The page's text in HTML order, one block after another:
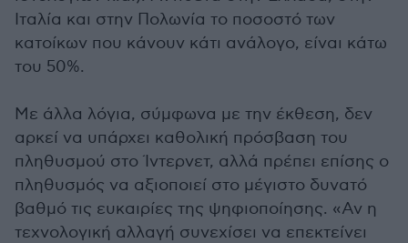
Ιταλία και στην Πολωνία το ποσοστό των
κατοίκων που κάνουν κάτι ανάλογο, είναι κάτω
του 50%.
Με άλλα λόγια, σύμφωνα με την έκθεση, δεν
αρκεί να υπάρχει καθολική πρόσβαση του
πληθυσμού στο Ίντερνετ, αλλά πρέπει επίσης ο
πληθυσμός να αξιοποιεί στο μέγιστο δυνατό
βαθμό τις ευκαιρίες της ψηφιοποίησης. «Αν η
τεχνολογική αλλαγή συνεχίσει να επεκτείνει